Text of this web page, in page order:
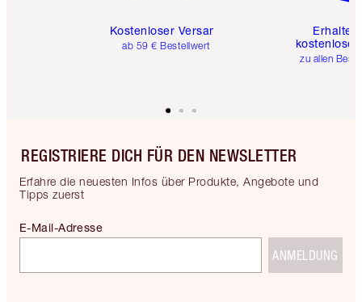
Kostenloser Versand
ab 59 € Bestellwert
Erhalte
kostenlose
zu allen
REGISTRIERE DICH FÜR DEN NEWSLETTER
Erfahre die neuesten Infos über Produkte, Angebote und
Tipps zuerst
E-Mail-Adresse
ANMELDUNG